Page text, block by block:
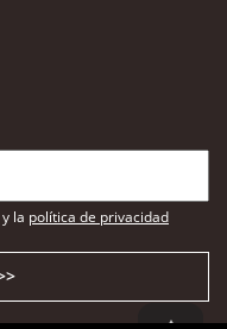
y la política de privacidad